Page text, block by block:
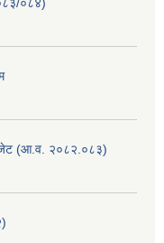
०८४)
बजेट (आ.व. २०८२.०८३)